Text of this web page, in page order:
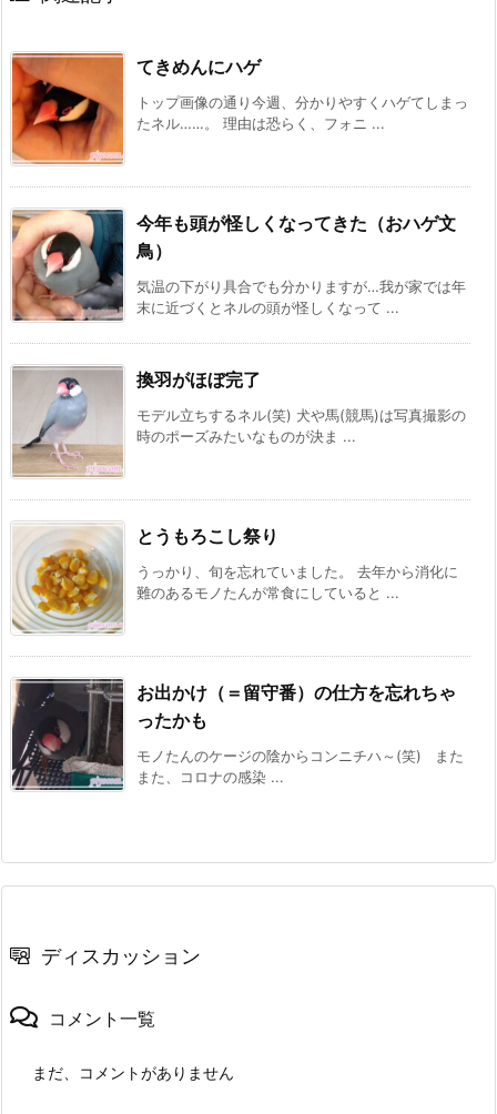
てきめんにハゲ
トップ画像の通り今週、分かりやすくハゲてしまっ
たネル……。 理由は恐らく、フォニ ...
今年も頭が怪しくなってきた（おハゲ文
鳥）
気温の下がり具合でも分かりますが…我が家では年
末に近づくとネルの頭が怪しくなって ...
換羽がほぼ完了
モデル立ちするネル(笑) 犬や馬(競馬)は写真撮影の
時のポーズみたいなものが決ま ...
とうもろこし祭り
うっかり、旬を忘れていました。 去年から消化に
難のあるモノたんが常食にしていると ...
お出かけ（＝留守番）の仕方を忘れちゃ
ったかも
モノたんのケージの陰からコンニチハ～(笑) また
また、コロナの感染 ...
ディスカッション
コメント一覧
まだ、コメントがありません